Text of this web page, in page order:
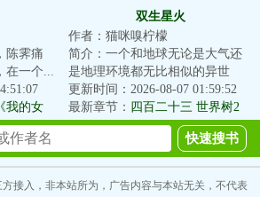
）
陈霁痛
在一个...
我的女
双生星火
作者：猫咪嗅柠檬
简介：一个和地球无论是大气还
是地理环境都无比相似的异世
界，一个发展出称霸星系的科技
却依然停留在前现...
更新时间：2026-08-07 01:59:52
最新章节： 四百二十三 世界树2
接入，非本站所为，广告内容与本站无关，不代表